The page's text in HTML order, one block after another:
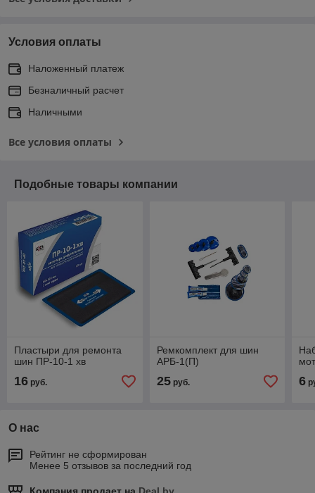
Условия оплаты
Наложенный платеж
Безналичный расчет
Наличными
Все условия оплаты
Подобные товары компании
Пластыри для ремонта
шин ПР-10-1 хв
16 руб.
Ремкомплект для шин
АРБ-1(П)
25руб. 6
О нас
Рейтинг не сформирован
Менее 5 отзывов за последний год